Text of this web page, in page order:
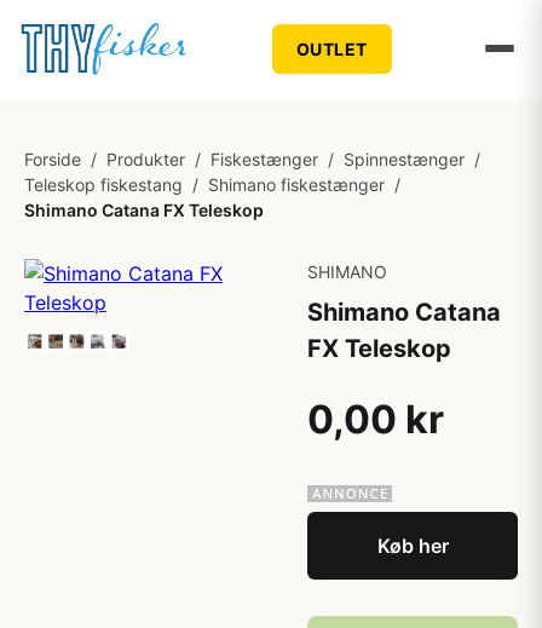
OUTLET
Forside / Produkter / Fiskestænger / Spinnestænger /
Teleskop fiskestang / Shimano fiskestænger /
Shimano Catana FX Teleskop
SHIMANO
Shimano Catana
FX Teleskop
0,00 kr
Køb her